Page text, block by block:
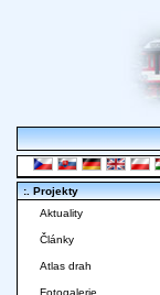
:. Projekty
Aktuality
Články
Atlas drah